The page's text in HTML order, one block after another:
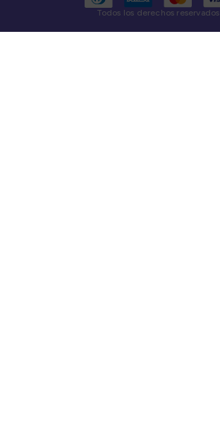
Todos los derechos reservados